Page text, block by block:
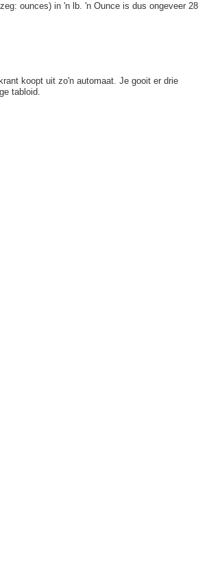
ounces) in 'n lb. 'n Ounce is dus ongeveer 28
koopt uit zo'n automaat. Je gooit er drie
tabloid.